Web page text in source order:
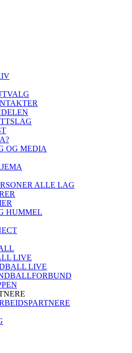
OG MEDIA
ALLE LAG
HUMMEL
LIVE
LIVE